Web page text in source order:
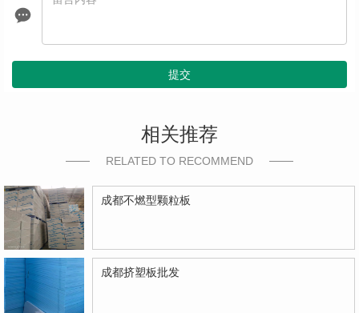
提交
相关推荐
RELATED TO RECOMMEND
成都不燃型颗粒板
成都挤塑板批发